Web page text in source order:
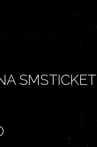
SMSTICKET